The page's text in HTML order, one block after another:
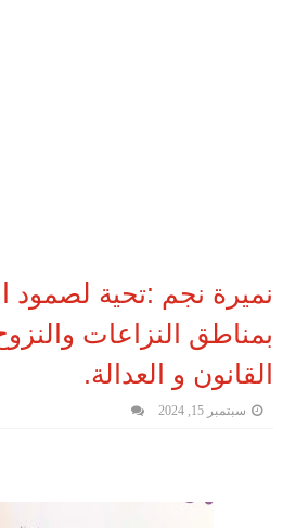
نميرة نجم :تحية لصمود
بمناطق النزاعات
القانون و العدالة.
سبتمبر 15, 2024